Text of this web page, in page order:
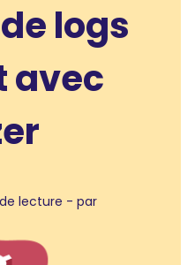
logs
avec
de lecture - par